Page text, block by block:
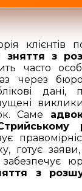
клієнтів
зняття з
часто
через
дані,
Саме
готує заяви,
з